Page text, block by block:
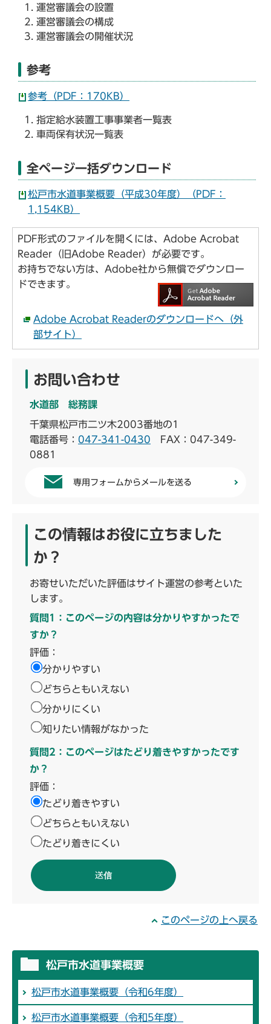
運営審議会の設置
運営審議会の構成
運営審議会の開催状況
参考
参考（PDF：170KB）
指定給水装置工事事業者一覧表
車両保有状況一覧表
全ページ一括ダウンロード
松戸市水道事業概要（平成30年度）（PDF：
1,154KB）
PDF形式のファイルを開くには、Adobe Acrobat
Reader（旧Adobe Reader）が必要です。
お持ちでない方は、Adobe社から無償でダウンロー
ドできます。
Adobe Acrobat Readerのダウンロードへ（外
部サイト）
お問い合わせ
水道部 総務課
千葉県松戸市二ツ木2003番地の1
電話番号： 047-341-0430 FAX：047-349-
0881
専用フォームからメールを送る
この情報はお役に立ちました
か？
お寄せいただいた評価はサイト運営の参考といた
します。
質問1：このページの内容は分かりやすかったで
すか？
評価：
分かりやすい
どちらともいえない
分かりにくい
知りたい情報がなかった
質問2：このページはたどり着きやすかったです
か？
評価：
たどり着きやすい
どちらともいえない
たどり着きにくい
このページの上へ戻る
松戸市水道事業概要
松戸市水道事業概要（令和6年度）
松戸市水道事業概要（令和5年度）